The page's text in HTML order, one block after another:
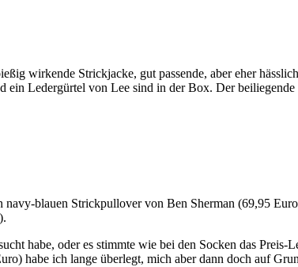
wirkende Strickjacke, gut passende, aber eher
Ledergürtel von Lee sind in der Box. Der
blauen Strickpullover von Ben Sherman (69,95
habe, oder es stimmte wie bei den Socken das
habe ich lange überlegt, mich aber dann doch auf